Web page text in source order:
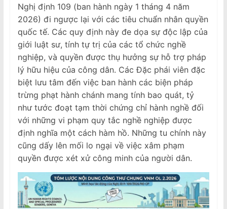
Nghị định 109 (ban hành ngày 1 tháng 4 năm
2026) đi ngược lại với các tiêu chuẩn nhân quyền
quốc tế. Các quy định này đe dọa sự độc lập của
giới luật sư, tính tự trị của các tổ chức nghề
nghiệp, và quyền được thụ hưởng sự hỗ trợ pháp
lý hữu hiệu của công dân. Các Đặc phái viên đặc
biệt lưu tâm đến việc ban hành các biện pháp
trừng phạt hành chánh mang tính bao quát, tỷ
như tước đoạt tạm thời chứng chỉ hành nghề đối
với những vi phạm quy tắc nghề nghiệp được
định nghĩa một cách hàm hồ. Những tu chính này
cũng dấy lên mối lo ngại về việc xâm phạm
quyền được xét xử công minh của người dân.